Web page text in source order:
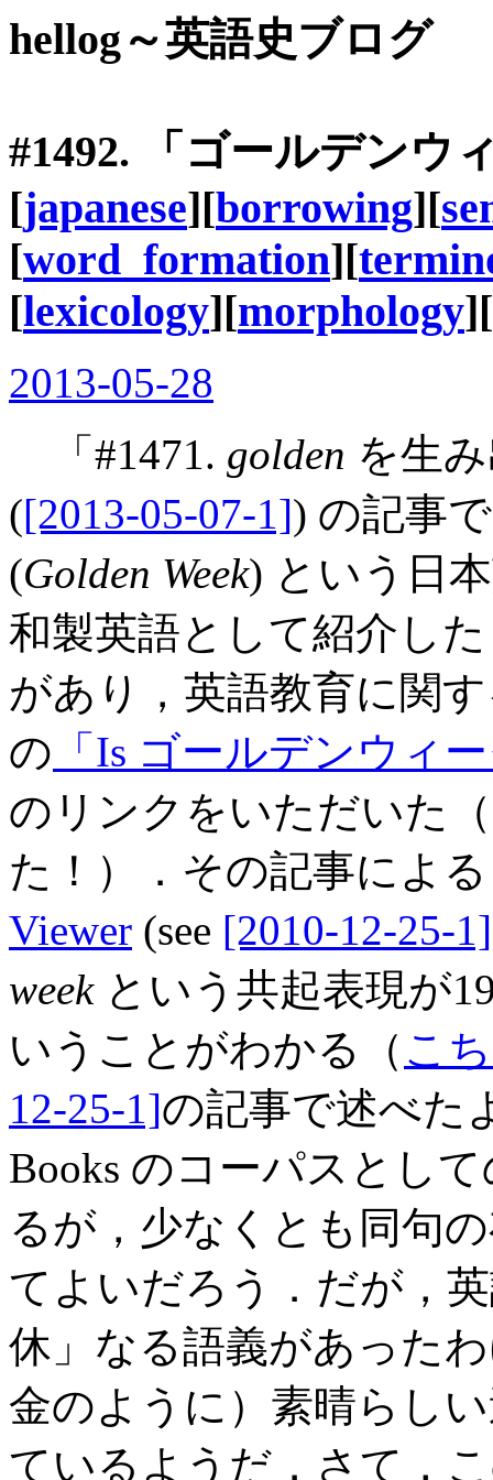
hellog～英語史ブログ
#1492. 「ゴールデンウ
[japanese][borrowing][
[word_formation][
[lexicology][morphology][
2013-05-28
「#1471. golden を生
([2013-05-07-1]) の記事
(Golden Week) という日
和製英語として紹介し
があり，英語教育に関
の 「Is ゴールデンウィ
のリンクをいただいた
た！）．その記事によ
Viewer (see [2010-12-25-1]
weekという共起表現が
いうことがわかる（ こ
12-25-1]の記事で述べた
Books のコーパスとし
るが，少なくとも同句
てよいだろう．だが，
休」なる語義があった
金のように）素晴らし
ているようだ．さて，